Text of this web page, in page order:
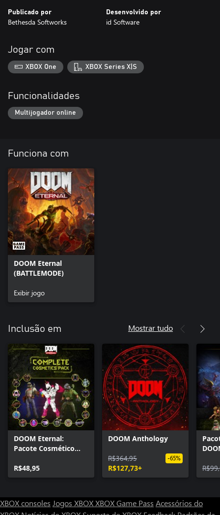
conteúdo.
Publicado por
Bethesda Softworks
Desenvolvido por
id Software
Jogar com
XBOX One XBOX Series X|S
Funcionalidades
Multijogador online
Funciona com
DOOM Eternal
(BATTLEMODE)
Exibir jogo
Inclusão em Mostrar tudo
DOOM Eternal:
Pacote Cosmético
R$48,95
DOOM Anthology
R$364,95
R$127,73+
-65%
XBOX consoles Jogos XBOXXBOX Game Pass Acessórios do